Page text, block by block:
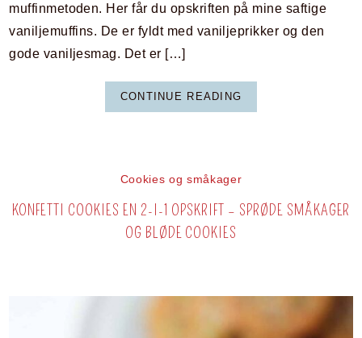
muffinmetoden. Her får du opskriften på mine saftige
vaniljemuffins. De er fyldt med vaniljeprikker og den
gode vaniljesmag. Det er […]
CONTINUE READING
Cookies og småkager
KONFETTI COOKIES EN 2-I-1 OPSKRIFT – SPRØDE SMÅKAGER
OG BLØDE COOKIES